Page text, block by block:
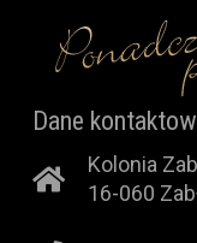
Dane
Kolonia
16-060